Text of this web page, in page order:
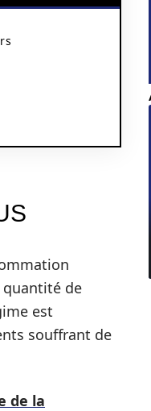
de
est
souffrant de
de la